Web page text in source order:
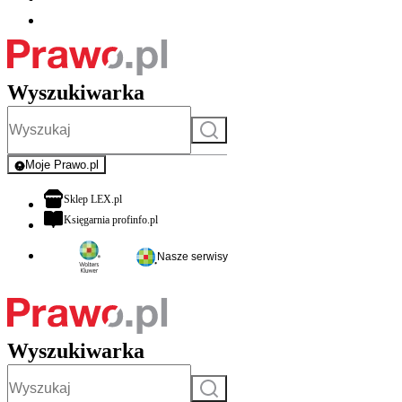
Wyszukiwarka
Szukaj
Moje Prawo.pl
- rejestracja i logowanie do serwisu
Sklep LEX.plotwiera się w nowej karcie
Księgarnia profinfo.plotwiera się w nowej karcie
Nasze serwisy
Wyszukiwarka
Szukaj